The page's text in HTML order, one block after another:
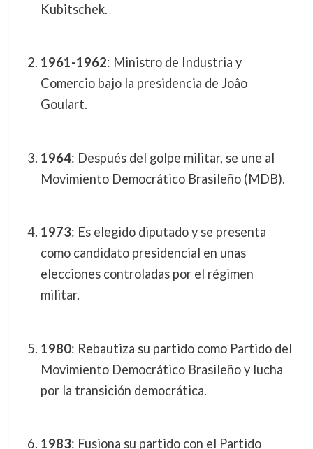
Kubitschek.
1961-1962: Ministro de Industria y
Comercio bajo la presidencia de Joâo
Goulart.
1964: Después del golpe militar, se une al
Movimiento Democrático Brasileño (MDB).
1973: Es elegido diputado y se presenta
como candidato presidencial en unas
elecciones controladas por el régimen
militar.
1980: Rebautiza su partido como Partido del
Movimiento Democrático Brasileño y lucha
por la transición democrática.
1983: Fusiona su partido con el Partido